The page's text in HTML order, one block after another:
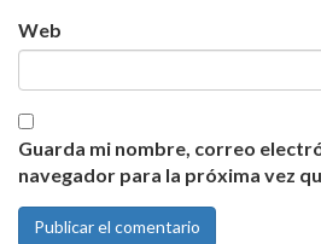
Web
Guarda mi nombre, correo
navegador para la próxima vez